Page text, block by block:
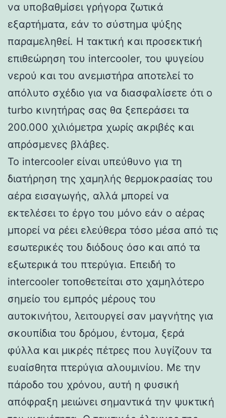
να υποβαθμίσει γρήγορα ζωτικά
εξαρτήματα, εάν το σύστημα ψύξης
παραμεληθεί. Η τακτική και προσεκτική
επιθεώρηση του intercooler, του ψυγείου
νερού και του ανεμιστήρα αποτελεί το
απόλυτο σχέδιο για να διασφαλίσετε ότι ο
turbo κινητήρας σας θα ξεπεράσει τα
200.000 χιλιόμετρα χωρίς ακριβές και
απρόσμενες βλάβες.
Το intercooler είναι υπεύθυνο για τη
διατήρηση της χαμηλής θερμοκρασίας του
αέρα εισαγωγής, αλλά μπορεί να
εκτελέσει το έργο του μόνο εάν ο αέρας
μπορεί να ρέει ελεύθερα τόσο μέσα από τις
εσωτερικές του διόδους όσο και από τα
εξωτερικά του πτερύγια. Επειδή το
intercooler τοποθετείται στο χαμηλότερο
σημείο του εμπρός μέρους του
αυτοκινήτου, λειτουργεί σαν μαγνήτης για
σκουπίδια του δρόμου, έντομα, ξερά
φύλλα και μικρές πέτρες που λυγίζουν τα
ευαίσθητα πτερύγια αλουμινίου. Με την
πάροδο του χρόνου, αυτή η φυσική
απόφραξη μειώνει σημαντικά την ψυκτική